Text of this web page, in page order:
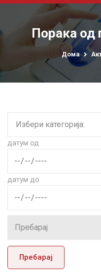
Порака од
Дома
датум од
датум до
Пребарај